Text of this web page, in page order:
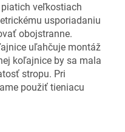
veľkostiach
usporiadaniu
obojstranne.
uľahčuje montáž
koľajnice by sa mala
stropu. Pri
použiť tieniacu